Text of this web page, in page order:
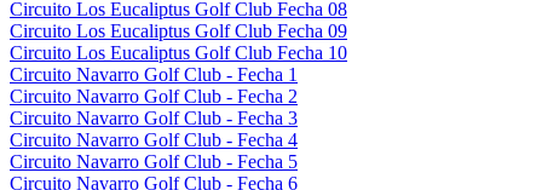
Circuito Los Eucaliptus Golf Club Fecha 08
Circuito Los Eucaliptus Golf Club Fecha 09
Circuito Los Eucaliptus Golf Club Fecha 10
Circuito Navarro Golf Club - Fecha 1
Circuito Navarro Golf Club - Fecha 2
Circuito Navarro Golf Club - Fecha 3
Circuito Navarro Golf Club - Fecha 4
Circuito Navarro Golf Club - Fecha 5
Circuito Navarro Golf Club - Fecha 6